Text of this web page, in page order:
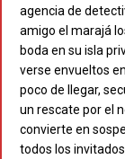
agencia de
amigo el marajá
boda en su isla
verse envueltos
poco de llegar,
un rescate por el
convierte en
todos los